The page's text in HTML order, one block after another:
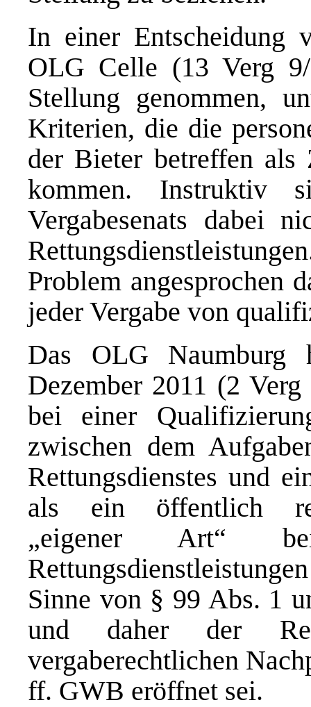
In einer Entscheidung
OLG Celle (13 Verg
Stellung genommen,
Kriterien, die die
der Bieter betreffen als
kommen. Instruktiv
Vergabesenats dabei
Problem angesprochen
jeder Vergabe von
Das OLG Naumburg
Dezember 2011 (2
bei einer
zwischen dem
Rettungsdienstes und
als ein öffentlich
„eigener Art“
Sinne von § 99 Abs. 1
und daher der
vergaberechtlichen
ff. GWB eröffnet sei.